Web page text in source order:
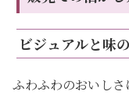
ビジュアルと味
ふわふわのおいし